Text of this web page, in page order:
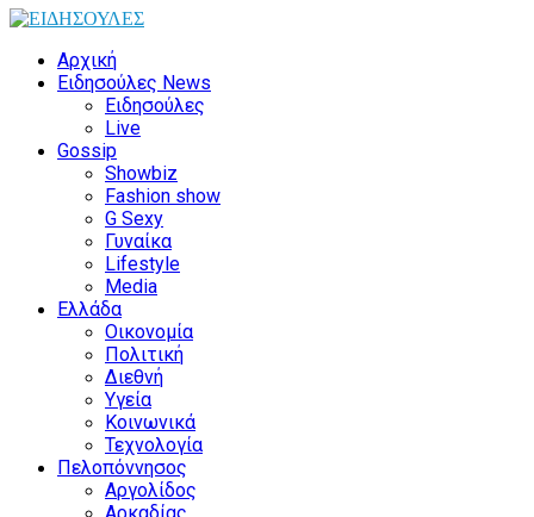
Αρχική
Ειδησούλες News
Ειδησούλες
Live
Gossip
Showbiz
Fashion show
G Sexy
Γυναίκα
Lifestyle
Media
Ελλάδα
Οικονομία
Πολιτική
Διεθνή
Υγεία
Κοινωνικά
Τεχνολογία
Πελοπόννησος
Αργολίδος